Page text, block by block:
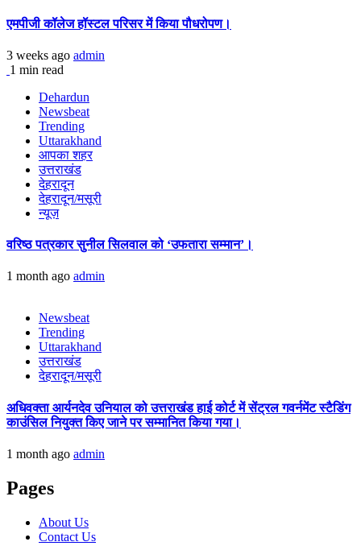
एमपीजी कॉलेज हॉस्टल परिसर में किया पौधरोपण।
3 weeks ago admin
1 min read
Dehardun
Newsbeat
Trending
Uttarakhand
आपका शहर
उत्तराखंड
देहरादून
देहरादून/मसूरी
न्यूज़
वरिष्ठ पत्रकार सुनील सिलवाल को ‘उफतारा सम्मान’।
1 month ago admin
Newsbeat
Trending
Uttarakhand
उत्तराखंड
देहरादून/मसूरी
अधिवक्ता आर्यनदेव उनियाल को उत्तराखंड हाई कोर्ट में सेंट्रल गवर्नमेंट स्टैडिंग
काउंसिल नियुक्त किए जाने पर सम्मानित किया गया।
1 month ago admin
Pages
About Us
Contact Us